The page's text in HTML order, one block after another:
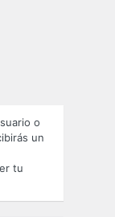
o
un
tu